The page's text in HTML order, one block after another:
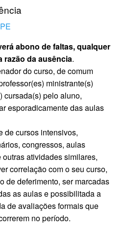
abono de faltas, qualquer
razão da ausência.
do curso, de comum
ministrante(s)
cursada(s) pelo aluno,
esporadicamente das aulas
de cursos intensivos,
congressos, aulas
atividades similares,
correlação com o seu curso,
de deferimento, ser marcadas
as aulas e possibilitada a
de avaliações formais que
no período.